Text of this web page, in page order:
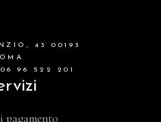
43 00193
96 522 201
pagamento